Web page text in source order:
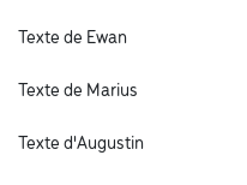
Texte de Ewan
Texte de Marius
Texte d'Augustin